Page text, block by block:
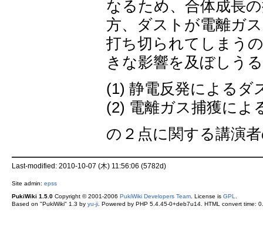
なるため、合体成長
方、ダストが電離ガ
打ち切られてしまう
きな影響を及ぼしう
(1) 静電反発によるダ
(2) 電離ガス捕獲によ
の２点に関する講演
Last-modified: 2010-10-07 (木) 11:56:06 (5782d)
Site admin: epss
PukiWiki 1.5.0Copyright © 2001-2006 PukiWiki Developers Team. License is GPL
Based on "PukiWiki" 1.3 by yu-ji. Powered by PHP 5.4.45-0+deb7u14. HTML convert time: